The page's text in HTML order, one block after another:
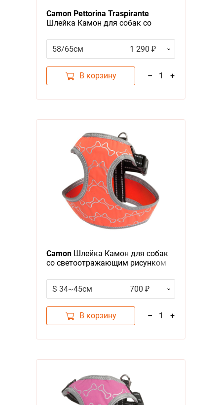
Camon Pettorina Traspirante
Шлейка Камон для собак со
Синяя
58/65см 1 290 ₽
В корзину – 1 +
CamonШлейка Камон для собак
со светоотражающим рисунком
S 34~45см
700 ₽
В корзину – 1 +